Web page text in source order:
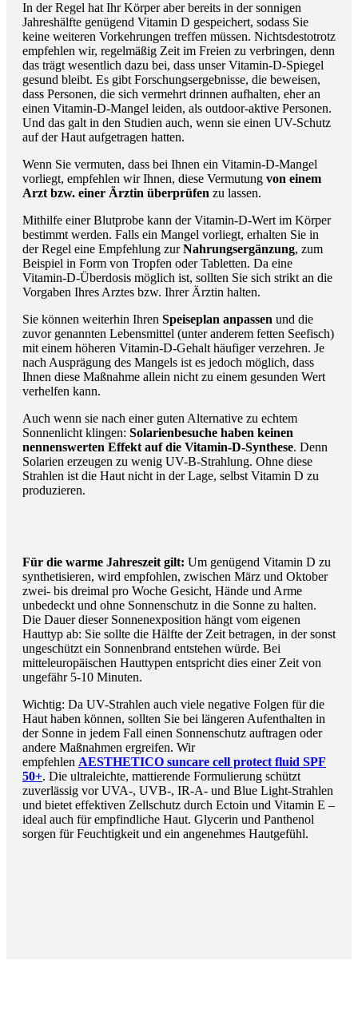
In der Regel hat Ihr Körper aber bereits in der sonnigen
Jahreshälfte genügend Vitamin D gespeichert, sodass Sie
keine weiteren Vorkehrungen treffen müssen. Nichtsdestotrotz
empfehlen wir, regelmäßig Zeit im Freien zu verbringen, denn
das trägt wesentlich dazu bei, dass unser Vitamin-D-Spiegel
gesund bleibt. Es gibt Forschungsergebnisse, die beweisen,
dass Personen, die sich vermehrt drinnen aufhalten, eher an
einen Vitamin-D-Mangel leiden, als outdoor-aktive Personen.
Und das galt in den Studien auch, wenn sie einen UV-Schutz
auf der Haut aufgetragen hatten.
Wenn Sie vermuten, dass bei Ihnen ein Vitamin-D-Mangel
vorliegt, empfehlen wir Ihnen, diese Vermutung von einem
Arzt bzw. einer Ärztin überprüfen zu lassen.
Mithilfe einer Blutprobe kann der Vitamin-D-Wert im Körper
bestimmt werden. Falls ein Mangel vorliegt, erhalten Sie in
der Regel eine Empfehlung zurNahrungsergänzung, zum
Beispiel in Form von Tropfen oder Tabletten. Da eine
Vitamin-D-Überdosis möglich ist, sollten Sie sich strikt an die
Vorgaben Ihres Arztes bzw. Ihrer Ärztin halten.
Sie können weiterhin Ihren Speiseplan anpassen und die
zuvor genannten Lebensmittel (unter anderem fetten Seefisch)
mit einem höheren Vitamin-D-Gehalt häufiger verzehren. Je
nach Ausprägung des Mangels ist es jedoch möglich, dass
Ihnen diese Maßnahme allein nicht zu einem gesunden Wert
verhelfen kann.
Auch wenn sie nach einer guten Alternative zu echtem
Sonnenlicht klingen: Solarienbesuche haben keinen
nennenswerten Effekt auf die Vitamin-D-Synthese. Denn
Solarien erzeugen zu wenig UV-B-Strahlung. Ohne diese
Strahlen ist die Haut nicht in der Lage, selbst Vitamin D zu
produzieren.
Für die warme Jahreszeit gilt: Um genügend Vitamin D zu
synthetisieren, wird empfohlen, zwischen März und Oktober
zwei- bis dreimal pro Woche Gesicht, Hände und Arme
unbedeckt und ohne Sonnenschutz in die Sonne zu halten.
Die Dauer dieser Sonnenexposition hängt vom eigenen
Hauttyp ab: Sie sollte die Hälfte der Zeit betragen, in der sonst
ungeschützt ein Sonnenbrand entstehen würde. Bei
mitteleuropäischen Hauttypen entspricht dies einer Zeit von
ungefähr 5-10 Minuten.
Wichtig: Da UV-Strahlen auch viele negative Folgen für die
Haut haben können, sollten Sie bei längeren Aufenthalten in
der Sonne in jedem Fall einen Sonnenschutz auftragen oder
andere Maßnahmen ergreifen. Wir
empfehlen AESTHETICO suncare cell protect fluid SPF
50+. Die ultraleichte, mattierende Formulierung schützt
zuverlässig vor UVA-, UVB-, IR-A- und Blue Light-Strahlen
und bietet effektiven Zellschutz durch Ectoin und Vitamin E –
ideal auch für empfindliche Haut. Glycerin und Panthenol
sorgen für Feuchtigkeit und ein angenehmes Hautgefühl.